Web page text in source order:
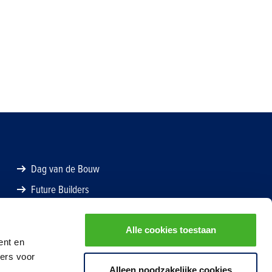
en
voor
Alle cookies toestaan
Alleen noodzakelijke cookies
Dag van de Bouw
Future Builders